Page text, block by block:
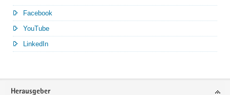
Facebook
YouTube
LinkedIn
Service
Herausgeber